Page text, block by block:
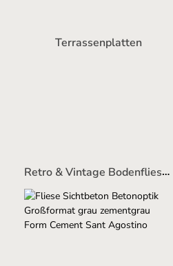
Terrassenplatten
Retro & Vintage Bodenfliesen